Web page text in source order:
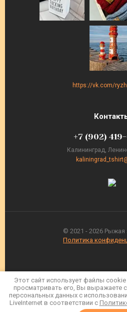
https://vk.com/
+7 (902)
Калининград,
© 2021 - 2026 Рыжая
Политика
Этот сайт использует файлы
просматривать его, Вы выражаете
персональных данных с
LiveInternet в соответствии с